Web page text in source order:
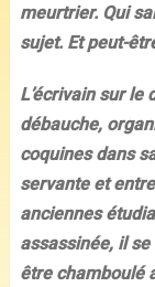
meurtrier. Qui
sujet. Et peut-
L’écrivain sur le
débauche,
coquines dans
servante et
anciennes
assassinée, il
être chamboulé